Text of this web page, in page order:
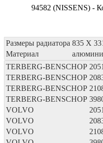
94582 (NISSENS) -
Размеры радиатора 835 X
Материал
TERBERG-BENSCHOP
TERBERG-BENSCHOP
TERBERG-BENSCHOP
TERBERG-BENSCHOP
VOLVO
VOLVO
VOLVO